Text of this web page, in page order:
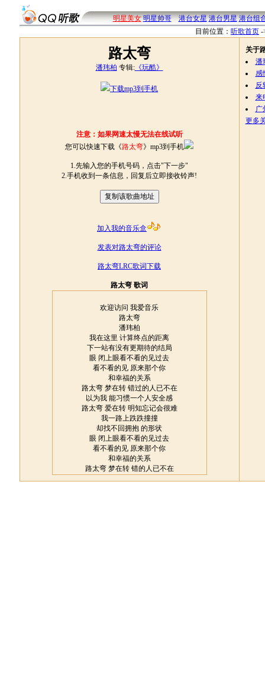
明星美女 明星帅哥 港台女星 港台男星 港台组
目前位置： 听歌首页 -
路太弯
潘玮柏 专辑:《玩酷》
下载mp3到手机
注意：如果网速太慢无法在线试听
您可以快速下载《路太弯》mp3到手机
1.先输入您的手机号码，点击"下一步"
2.手机收到一条信息，回复后立即接收铃声!
加入我的音乐盒
发表对路太弯的评论
路太弯LRC歌词下载
路太弯 歌词
欢迎访问 我爱音乐
路太弯
潘玮柏
我在这里 计算终点的距离
下一站有没有更期待的结局
眼 闭上眼看不看的见过去
看不看的见 原来那个你
和幸福的关系
路太弯 梦在转 错过的人已不在
以为我 能习惯一个人安全感
路太弯 爱在转 明知忘记会很难
我一路上跌跌撞撞
却找不回拥抱 的形状
眼 闭上眼看不看的见过去
看不看的见 原来那个你
和幸福的关系
路太弯 梦在转 错的人已不在
关于
潘
感
反
来
广
更多